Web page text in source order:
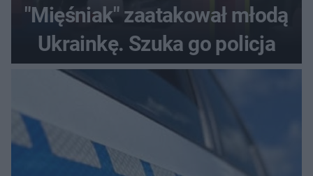
"Mięśniak" zaatakował młodą
Ukrainkę. Szuka go policja